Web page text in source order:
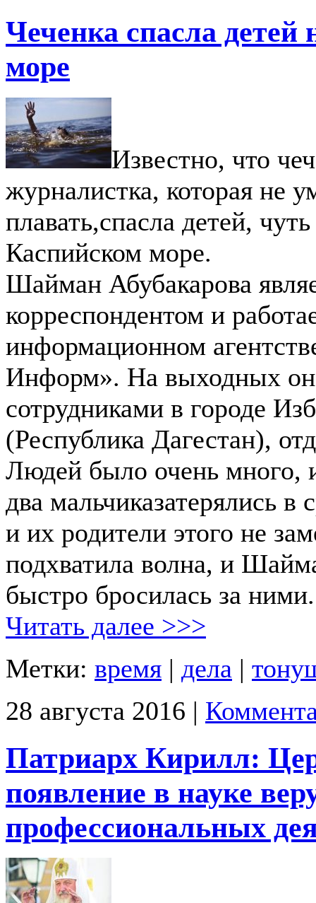
Чеченка спасла детей
море
Известно, что
журналистка, которая не
плавать,спасла детей,
Каспийском море.
Шайман Абубакарова
корреспондентом и
информационном
Информ». На выходных
сотрудниками в городе
(Республика Дагестан),
Людей было очень много,
два мальчиказатерялись
и их родители этого не
подхватила волна, и
быстро бросилась за ними.
Читать далее >>>
Метки: время | дела |
28 августа 2016 |
Патриарх Кирилл:
появление в науке
профессиональных